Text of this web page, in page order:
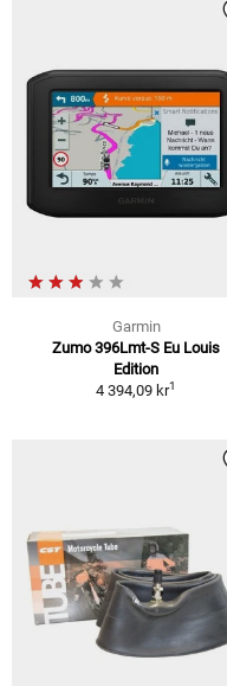
Garmin
Zumo 396Lmt-S Eu Louis
Edition
4 394,09 kr1